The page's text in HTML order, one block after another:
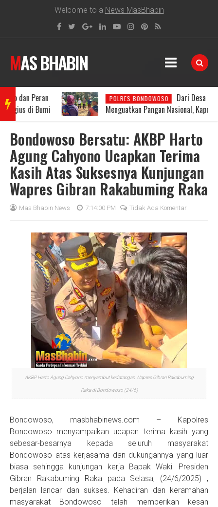
Welcome to a News MasBhabin
MAS BHABIN
BRE
AKIN
NEW
POLRES BONDOWOSO
Dari Desa Besuk
Menguatkan Pangan Nasional, Kapolres Aryo
Bondowoso Bersatu: AKBP Harto
Agung Cahyono Ucapkan Terima
Kasih Atas Suksesnya Kunjungan
Wapres Gibran Rakabuming Raka
Mas Bhabin News 7:14:00 PM Tidak Ada Komentar
AKBP Harto Agung Cahyono menyambut kedatangan Wapres Gibran Rakabuming
Raka di Bondowoso (24/6)
Bondowoso, masbhabinews.com – Kapolres
Bondowoso menyampaikan ucapan terima kasih yang
sebesar-besarnya kepada seluruh masyarakat
Bondowoso atas kerjasama dan dukungannya yang luar
biasa sehingga kunjungan kerja Bapak Wakil Presiden
Gibran Rakabuming Raka pada Selasa, (24/6/2025) ,
berjalan lancar dan sukses. Kehadiran dan keramahan
masyarakat Bondowoso telah memberikan kesan